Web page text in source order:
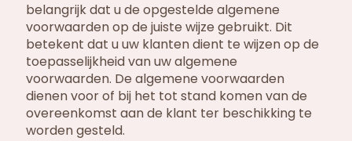
belangrijk dat u de opgestelde algemene
voorwaarden op de juiste wijze gebruikt. Dit
betekent dat u uw klanten dient te wijzen op de
toepasselijkheid van uw algemene
voorwaarden. De algemene voorwaarden
dienen voor of bij het tot stand komen van de
overeenkomst aan de klant ter beschikking te
worden gesteld.